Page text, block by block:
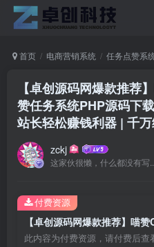
首页 电商营销系统 任务点赞系
【卓创源码网爆款推荐
赞任务系统PHP源码下
站长轻松赚钱利器 | 千
zckj
这家伙很懒，什么都没有写...
此内容为付费资源，请付费后查
付费资源